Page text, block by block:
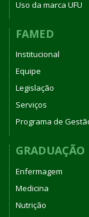
Uso da marca UFU
FAMED
Institucional
Equipe
Legislação
Serviços
Programa de
GRADUAÇÃO
Enfermagem
Medicina
Nutrição